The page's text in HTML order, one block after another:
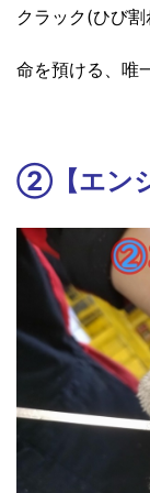
クラック(ひび
命を預ける、唯
②【エン